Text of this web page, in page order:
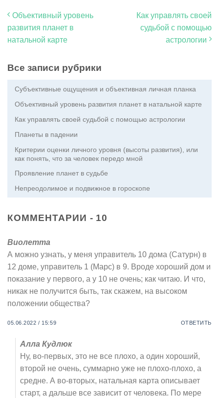
Объективный уровень
развития планет в
натальной карте
Как управлять своей
судьбой с помощью
астрологии
Все записи рубрики
Субъективные ощущения и объективная личная планка
Объективный уровень развития планет в натальной карте
Как управлять своей судьбой с помощью астрологии
Планеты в падении
Критерии оценки личного уровня (высоты развития), или
как понять, что за человек передо мной
Проявление планет в судьбе
Непреодолимое и подвижное в гороскопе
КОММЕНТАРИИ - 10
Виолетта
А можно узнать, у меня управитель 10 дома (Сатурн) в
12 доме, управитель 1 (Марс) в 9. Вроде хороший дом и
показание у первого, а у 10 не очень; как читаю. И что,
никак не получится быть, так скажем, на высоком
положении общества?
05.06.2022 / 15:59 ОТВЕТИТЬ
Алла Кудлюк
Ну, во-первых, это не все плохо, а один хороший,
второй не очень, суммарно уже не плохо-плохо, а
средне. А во-вторых, натальная карта описывает
старт, а дальше все зависит от человека. По мере